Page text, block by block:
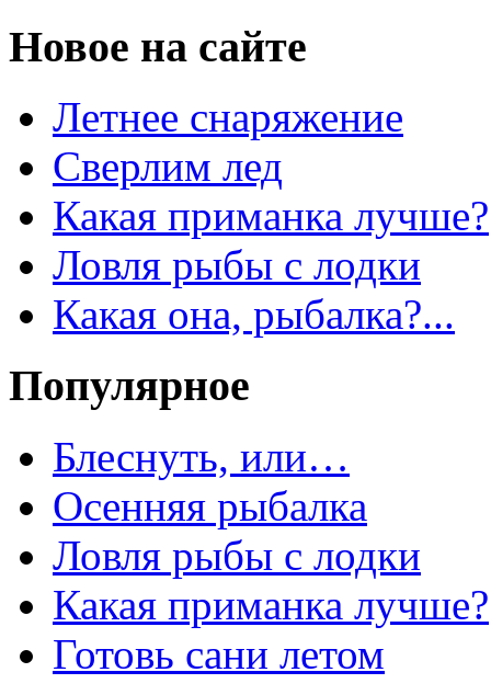
Новое на сайте
Летнее снаряжение
Сверлим лед
Какая приманка лучше?
Ловля рыбы с лодки
Какая она, рыбалка?...
Популярное
Блеснуть, или…
Осенняя рыбалка
Ловля рыбы с лодки
Какая приманка лучше?
Готовь сани летом